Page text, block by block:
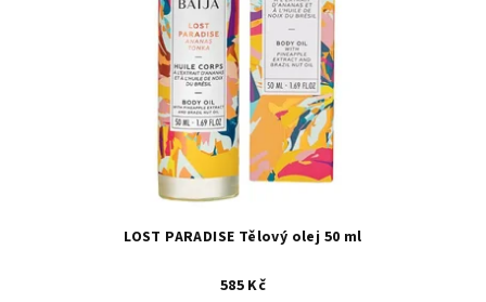
LOST PARADISE Tělový olej 50 ml
585 Kč